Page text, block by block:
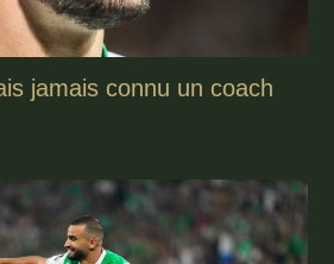
jamais connu un coach